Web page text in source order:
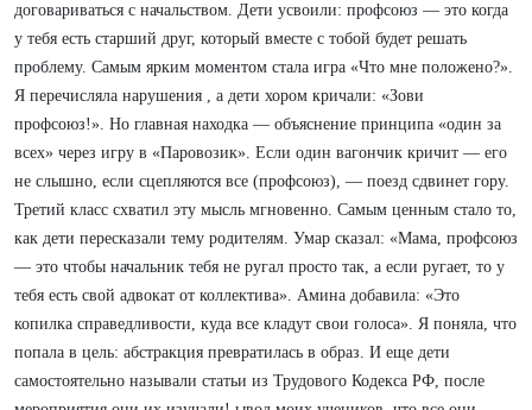
договариваться с начальством. Дети усвоили: профсоюз — это когда
у тебя есть старший друг, который вместе с тобой будет решать
проблему. Самым ярким моментом стала игра «Что мне положено?».
Я перечисляла нарушения , а дети хором кричали: «Зови
профсоюз!». Но главная находка — объяснение принципа «один за
всех» через игру в «Паровозик». Если один вагончик кричит — его
не слышно, если сцепляются все (профсоюз), — поезд сдвинет гору.
Третий класс схватил эту мысль мгновенно. Самым ценным стало то,
как дети пересказали тему родителям. Умар сказал: «Мама, профсоюз
— это чтобы начальник тебя не ругал просто так, а если ругает, то у
тебя есть свой адвокат от коллектива». Амина добавила: «Это
копилка справедливости, куда все кладут свои голоса». Я поняла, что
попала в цель: абстракция превратилась в образ. И еще дети
самостоятельно называли статьи из Трудового Кодекса РФ, после